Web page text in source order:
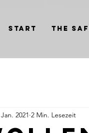
Start THE
2021 2 Min. Lesezeit